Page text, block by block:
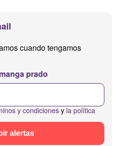
cuando tengamos
prado
y condiciones y la política
alertas